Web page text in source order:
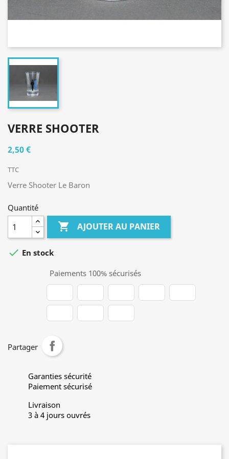
VERRE SHOOTER
2,50 €
TTC
Verre Shooter Le Baron
Quantité
 AJOUTER AU PANIER
 En stock
Paiements 100% sécurisés
Partager
Garanties sécurité
Paiement sécurisé
Livraison
3 à 4 jours ouvrés